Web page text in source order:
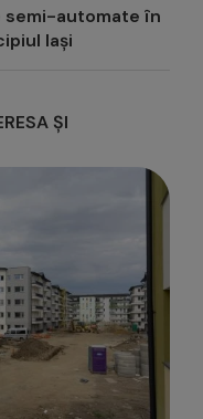
automate în
Iași
ȘI